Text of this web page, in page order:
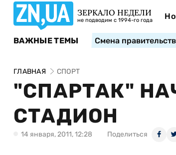
ЗЕРКАЛО НЕДЕЛИ
не подводим с 1994-го года
ВАЖНЫЕ ТЕМЫ Смена
ГЛАВНАЯ СПОРТ
"СПАРТАК"
СТАДИОН
14 января, 2011, 12:28 Поделиться